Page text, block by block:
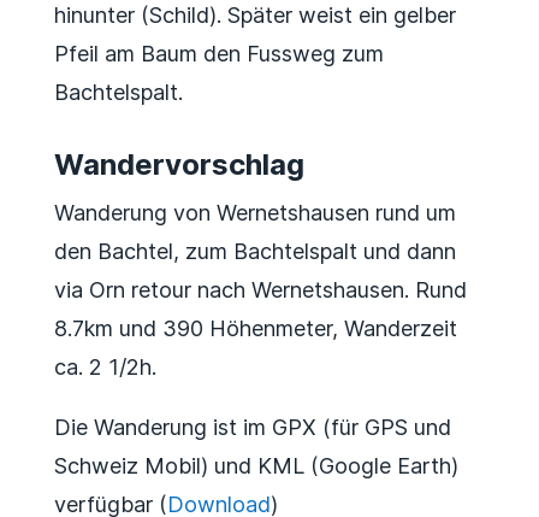
hinunter (Schild). Später weist ein gelber
Pfeil am Baum den Fussweg zum
Bachtelspalt.
Wandervorschlag
Wanderung von Wernetshausen rund um
den Bachtel, zum Bachtelspalt und dann
via Orn retour nach Wernetshausen. Rund
8.7km und 390 Höhenmeter, Wanderzeit
ca. 2 1/2h.
Die Wanderung ist im GPX (für GPS und
Schweiz Mobil) und KML (Google Earth)
verfügbar (Download)